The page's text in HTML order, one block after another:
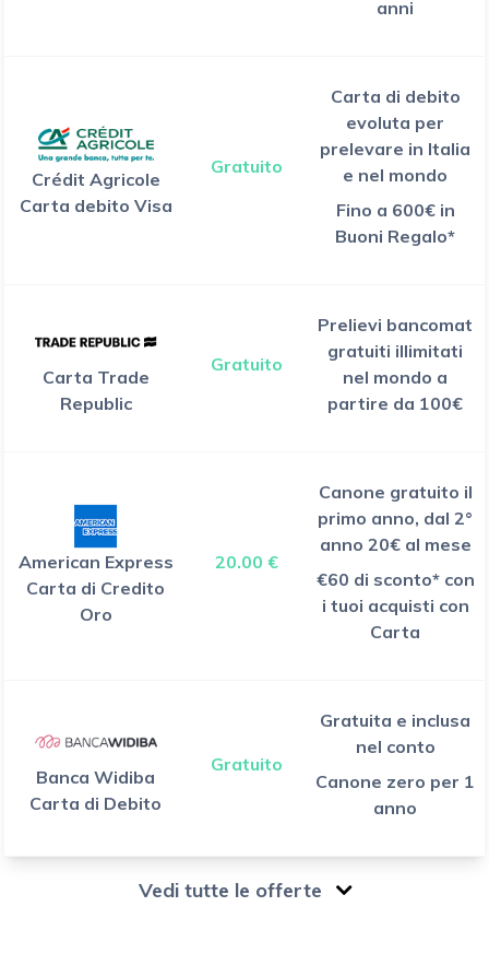
anni
Crédit Agricole
Carta debito Visa
Gratuito
Carta di debito
evoluta per
prelevare in Italia
e nel mondo
Fino a 600€ in
Buoni Regalo*
Carta Trade
Republic
Gratuito
Prelievi bancomat
gratuiti illimitati
nel mondo a
partire da 100€
American Express
Carta di Credito
Oro
20.00 €
Canone gratuito il
primo anno, dal 2°
anno 20€ al mese
€60 di sconto* con
i tuoi acquisti con
Carta
Banca Widiba
Carta di Debito
Gratuito
Gratuita e inclusa
nel conto
Canone zero per 1
anno
Vedi tutte le offerte